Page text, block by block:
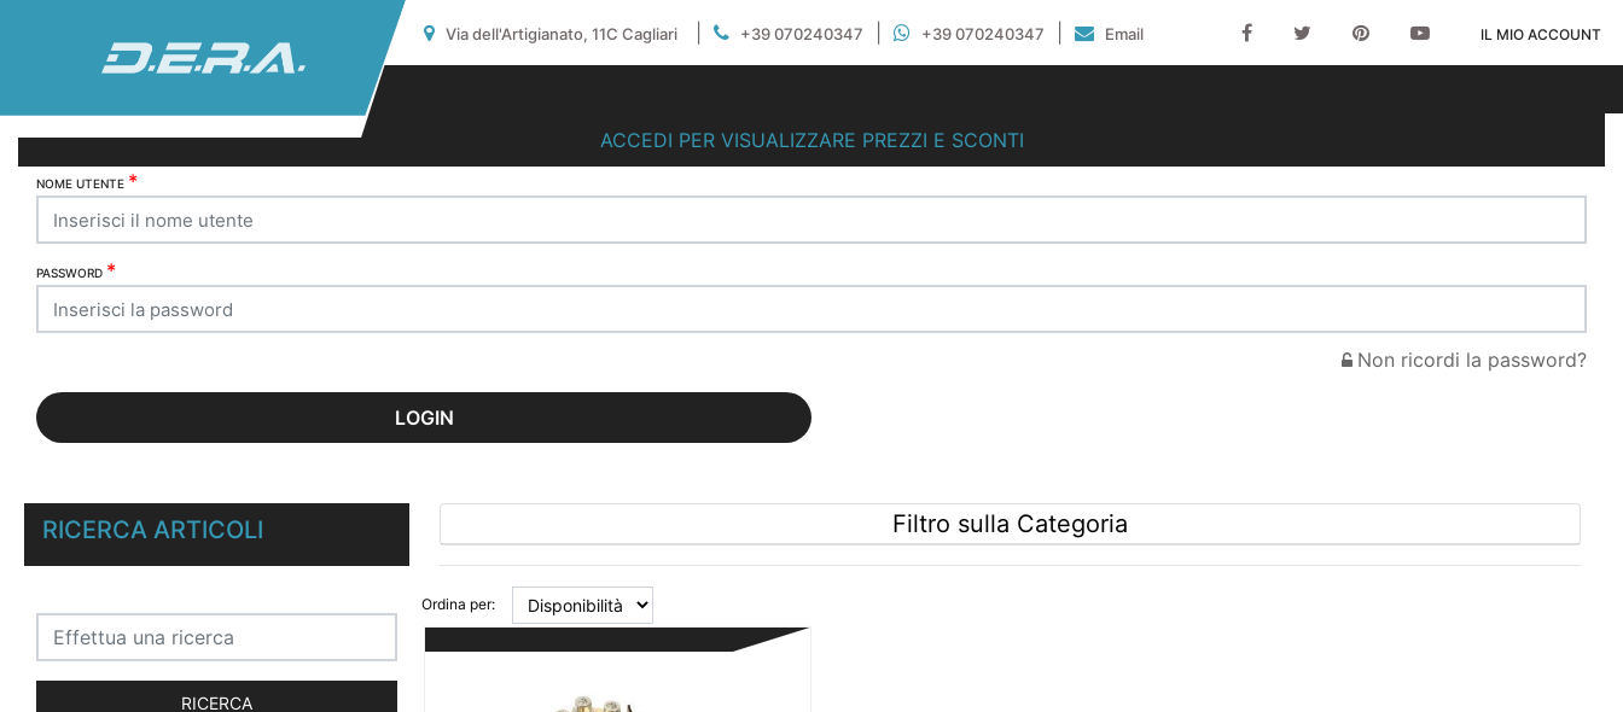
Via dell'Artigianato, 11C Cagliari +39 070240347 +39 070240347 Email IL MIO ACCOUNT
ACCEDI PER VISUALIZZARE PREZZI E SCONTI
NOME UTENTE *
PASSWORD *
Non ricordi la password?
RICERCA ARTICOLI Filtro sulla Categoria
Ordina per: